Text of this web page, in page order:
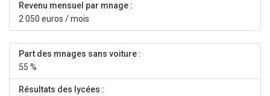
Revenu mensuel par mnage :
2 050 euros / mois
Part des mnages sans voiture :
55 %
Résultats des lycées :